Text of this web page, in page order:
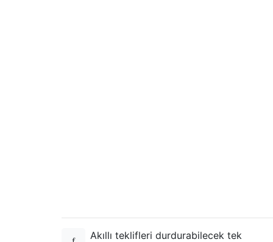
Akıllı teklifleri durdurabilecek tek